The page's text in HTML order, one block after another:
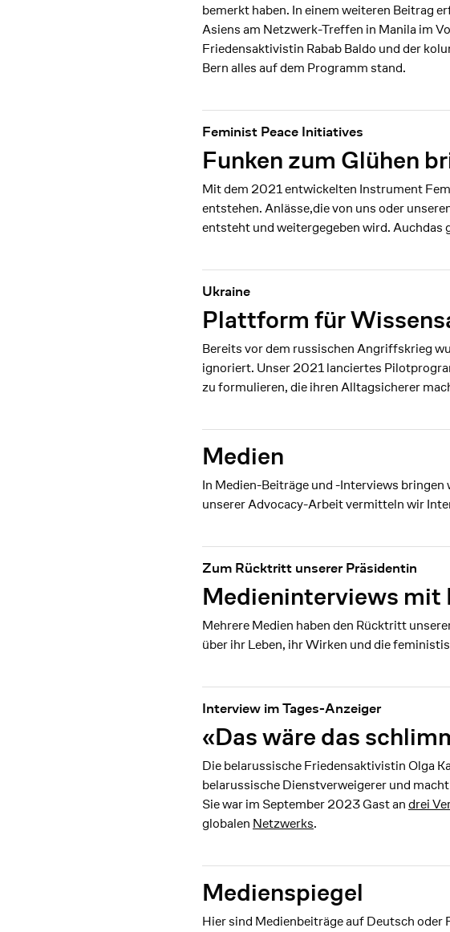
bemerkt haben. In einem weiteren Beitrag
Asiens am Netzwerk-Treffen in Manila im
Friedensaktivistin Rabab Baldo und der
Bern alles auf dem Programm stand.
Funken zum Glühen
Feminist Peace Initiatives
Mit dem 2021 entwickelten Instrument
entstehen. Anlässe,die von uns oder
entsteht und weitergegeben wird.
Plattform für
Ukraine
Bereits vor dem russischen Angriffskrieg
ignoriert. Unser 2021 lanciertes
zu formulieren, die ihren Alltagsicherer
Medien
In Medien-Beiträge und -Interviews
unserer Advocacy-Arbeit vermitteln wir
Medieninterviews mit
Zum Rücktritt unserer Präsidentin
Mehrere Medien haben den Rücktritt
über ihr Leben, ihr Wirken und die
«Das wäre das
Interview im Tages-Anzeiger
Die belarussische Friedensaktivistin Olga
belarussische Dienstverweigerer und
Sie war im September 2023 Gast andrei
globalen Netzwerks.
Medienspiegel
Hier sind Medienbeiträge auf Deutsch